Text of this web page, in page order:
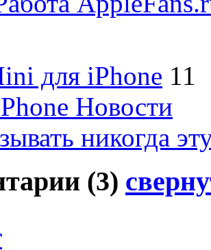
для iPhone 11
Новости
никогда
(3)